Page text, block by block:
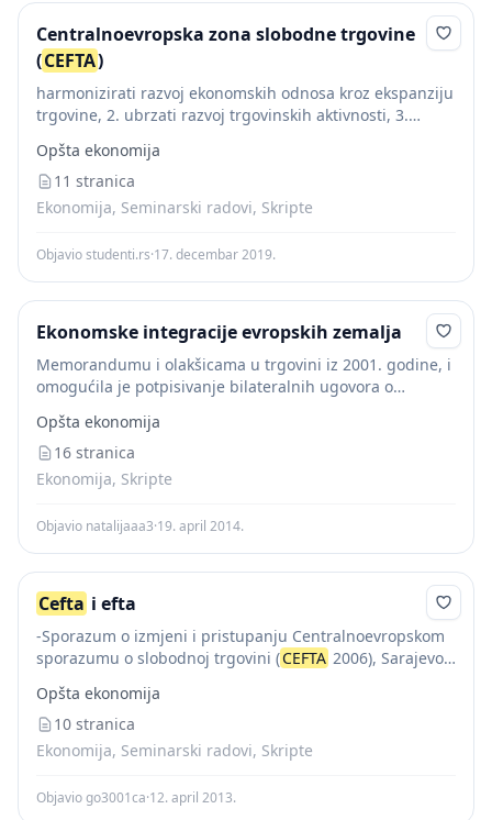
Centralnoevropska zona slobodne trgovine
(CEFTA)
harmonizirati razvoj ekonomskih odnosa kroz ekspanziju
trgovine, 2. ubrzati razvoj trgovinskih aktivnosti, 3.
zaposlenosti, 5. rast proizvodnosti i 6. osiguranje
financijske stabilnosti. 1. Sporazum...
Opšta ekonomija
11 stranica
Ekonomija, Seminarski radovi, Skripte
Objavio studenti.rs·17. decembar 2019.
Ekonomske integracije evropskih zemalja
Memorandumu i olakšicama u trgovini iz 2001. godine, i
omogućila je potpisivanje bilateralnih ugovora o
na principima STO. S obzirom da je sprovođenje
odredaba...
Opšta ekonomija
16 stranica
Ekonomija, Skripte
Objavio natalijaaa3·19. april 2014.
Cefta i efta
-Sporazum o izmjeni i pristupanju Centralnoevropskom
sporazumu o slobodnoj trgovini (CEFTA 2006), Sarajevo,
integracije, Evropski pokret u Srbiji – EPUS, Beograd,...
Opšta ekonomija
10 stranica
Ekonomija, Seminarski radovi, Skripte
Objavio go3001ca·12. april 2013.